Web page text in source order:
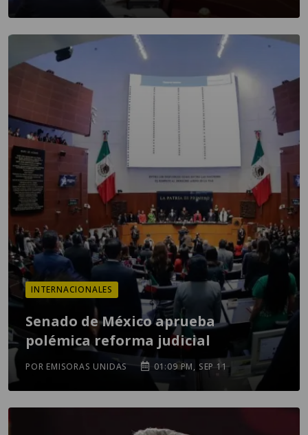
INTERNACIONALES
Senado de México aprueba
polémica reforma judicial
POR EMISORAS UNIDAS 01:09 PM, SEP 11